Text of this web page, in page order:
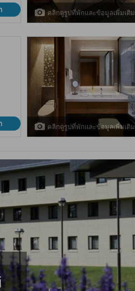
คลิกดูรูปที่พักและข้อมูลเพิ่มเติม
คลิกดูรูปที่พักและข้อมูลเพิ่มเติม